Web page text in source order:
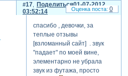
Поделиться
17
01-07-2012
03:52:14
спасибо , девочки, за
теплые отзывы
[взломанный сайт] . звук
"падает" по моей вине,
элементарно не убрала
звук из футажа, просто
0